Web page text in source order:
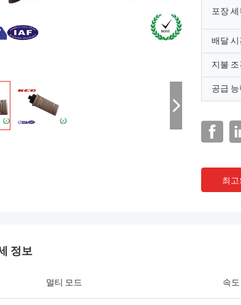
포장
배달 시
지불 조
공급 능
최고
정보
멀티 모드 속도